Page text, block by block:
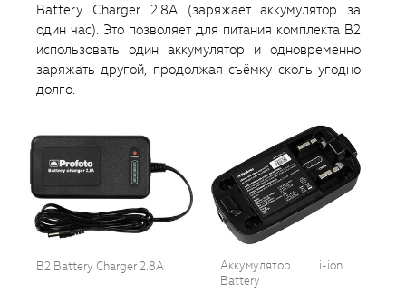
Battery Charger 2.8A (заряжает аккумулятор за
один час). Это позволяет для питания комплекта B2
использовать один аккумулятор и одновременно
заряжать другой, продолжая съёмку сколь угодно
долго.
B2 Battery Charger 2.8A
Аккумулятор Li-ion
Battery